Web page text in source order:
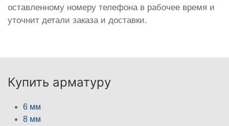
оставленному номеру телефона в рабочее время и
уточнит детали заказа и доставки.
Купить арматуру
6 мм
8 мм